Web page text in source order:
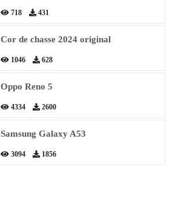
718 431
Cor de chasse 2024 original
1046 628
Oppo Reno 5
4334 2600
Samsung Galaxy A53
3094 1856